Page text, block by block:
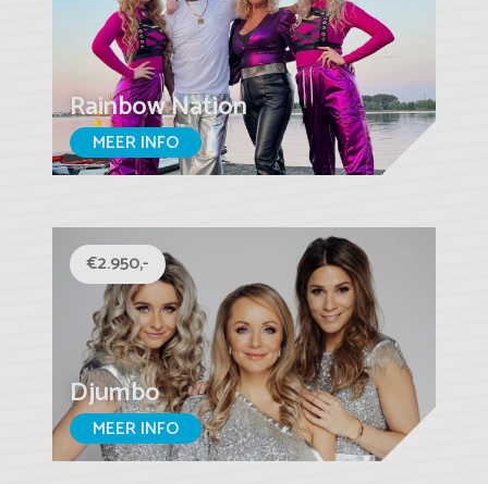
Rainbow Nation
MEER INFO
€2.950,-
Djumbo
MEER INFO